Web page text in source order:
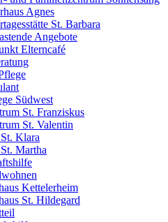
Agnes
St. Barbara
Angebote
Elterncafé
Südwest
St. Franziskus
St. Valentin
Klara
Martha
Kettelerheim
St. Hildegard